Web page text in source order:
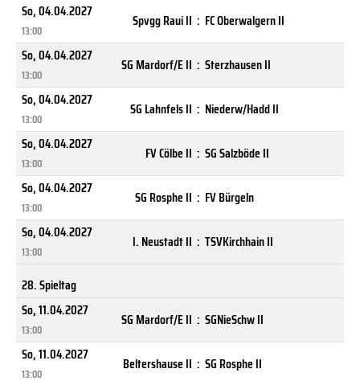
So, 04.04.2027
13:00
Spvgg Raui II : FC Oberwalgern II
So, 04.04.2027
13:00
SG Mardorf/E II : Sterzhausen II
So, 04.04.2027
13:00
SG Lahnfels II : Niederw/Hadd II
So, 04.04.2027
13:00
FV Cölbe II : SG Salzböde II
So, 04.04.2027
13:00
SG Rosphe II : FV Bürgeln
So, 04.04.2027
13:00
I. Neustadt II : TSVKirchhain II
28. Spieltag
So, 11.04.2027
13:00
SG Mardorf/E II : SGNieSchw II
So, 11.04.2027
13:00
Beltershause II : SG Rosphe II